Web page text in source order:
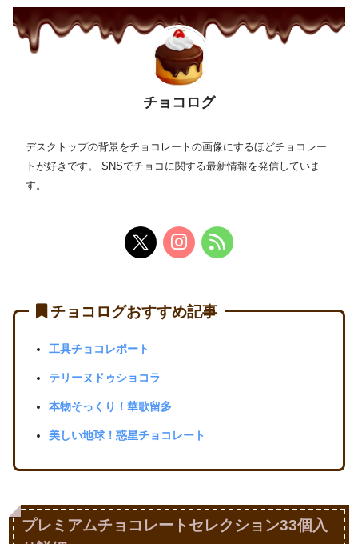
チョコログ
デスクトップの背景をチョコレートの画像にするほどチョコレー
トが好きです。 SNSでチョコに関する最新情報を発信していま
す。
チョコログおすすめ記事
工具チョコレポート
テリーヌドゥショコラ
本物そっくり！華歌留多
美しい地球！惑星チョコレート
プレミアムチョコレートセレクション33個入